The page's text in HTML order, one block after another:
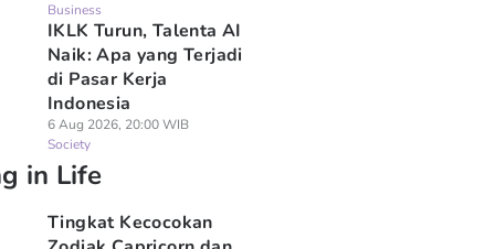
Business
IKLK Turun, Talenta AI
Naik: Apa yang Terjadi
di Pasar Kerja
Indonesia
6 Aug 2026, 20:00 WIB
Society
in Life
Tingkat Kecocokan